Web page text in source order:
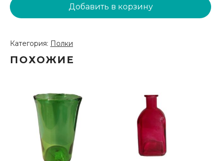
полка
Добавить в корзину
Категория: Полки
ПОХОЖИЕ